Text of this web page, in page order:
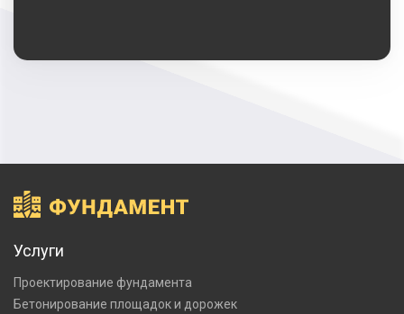
Услуги
Проектирование фундамента
Бетонирование площадок и дорожек